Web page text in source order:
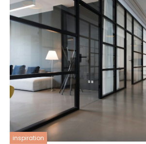
inspiration